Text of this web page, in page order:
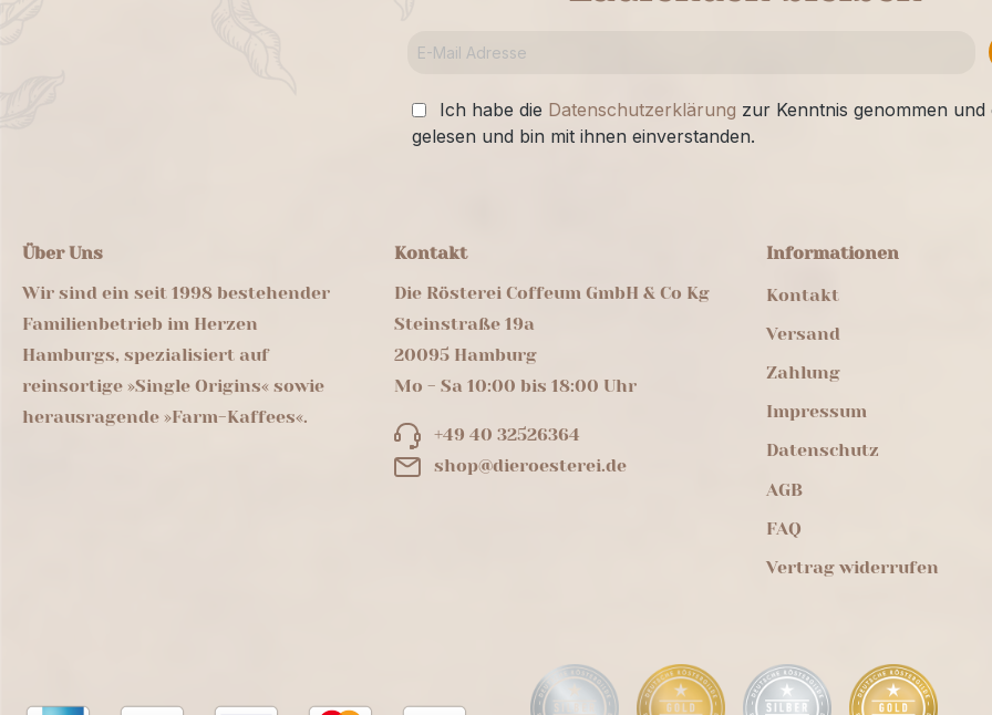
Ich habe die Datenschutzerklärung zur Kenntnis genommen
gelesen und bin mit ihnen einverstanden.
Über Uns
Wir sind ein seit 1998 bestehender
Familienbetrieb im Herzen
Hamburgs, spezialisiert auf
reinsortige »Single Origins« sowie
herausragende »Farm-Kaffees«.
Kontakt
Die Rösterei Coffeum GmbH & Co Kg
Steinstraße 19a
20095 Hamburg
Mo - Sa 10:00 bis 18:00 Uhr
+49 40 32526364
shop@dieroesterei.de
Informationen
Kontakt
Versand
Zahlung
Impressum
Datenschutz
AGB
FAQ
Vertrag widerrufen